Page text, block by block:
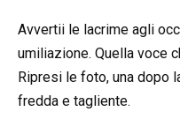
Avvertii le lacrime agli
umiliazione. Quella voce
Ripresi le foto, una dopo
fredda e tagliente.